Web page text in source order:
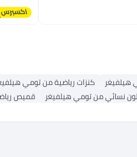
كنزات رياضية من تومي
نسائي من تومي هيلفيغر قميص